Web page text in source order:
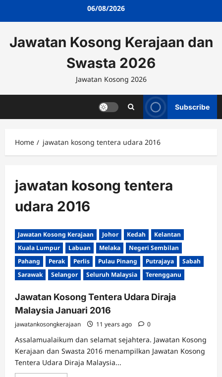
06/08/2026
Jawatan Kosong Kerajaan dan
Swasta 2026
Jawatan Kosong 2026
Subscribe
Home jawatan kosong tentera udara 2016
jawatan kosong tentera
udara 2016
Jawatan Kosong Kerajaan Johor Kedah
Kelantan
Kuala Lumpur
Labuan Melaka
Negeri Sembilan
Pahang
Perak Perlis Pulau Pinang Putrajaya
Sabah
Sarawak
Selangor Seluruh Malaysia Terengganu
Jawatan Kosong Tentera Udara Diraja
Malaysia Januari 2016
jawatankosongkerajaan 11 years ago 0
Assalamualaikum dan selamat sejahtera. Jawatan Kosong
Kerajaan dan Swasta 2016 menampilkan Jawatan Kosong
Tentera Udara Diraja Malaysia...